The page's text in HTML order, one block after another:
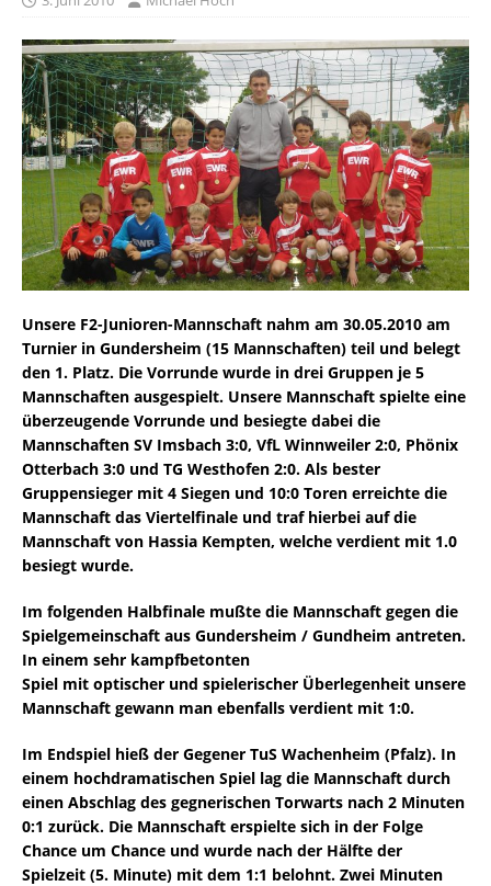
Unsere F2-Junioren-Mannschaft nahm am 30.05.2010 am
Turnier in Gundersheim (15 Mannschaften) teil und belegt
den 1. Platz. Die Vorrunde wurde in drei Gruppen je 5
Mannschaften ausgespielt. Unsere Mannschaft spielte eine
überzeugende Vorrunde und besiegte dabei die
Mannschaften SV Imsbach 3:0, VfL Winnweiler 2:0, Phönix
Otterbach 3:0 und TG Westhofen 2:0. Als bester
Gruppensieger mit 4 Siegen und 10:0 Toren erreichte die
Mannschaft das Viertelfinale und traf hierbei auf die
Mannschaft von Hassia Kempten, welche verdient mit 1.0
besiegt wurde.
Im folgenden Halbfinale mußte die Mannschaft gegen die
Spielgemeinschaft aus Gundersheim / Gundheim antreten.
In einem sehr kampfbetonten
Spiel mit optischer und spielerischer Überlegenheit unsere
Mannschaft gewann man ebenfalls verdient mit 1:0.
Im Endspiel hieß der Gegener TuS Wachenheim (Pfalz). In
einem hochdramatischen Spiel lag die Mannschaft durch
einen Abschlag des gegnerischen Torwarts nach 2 Minuten
0:1 zurück. Die Mannschaft erspielte sich in der Folge
Chance um Chance und wurde nach der Hälfte der
Spielzeit (5. Minute) mit dem 1:1 belohnt. Zwei Minuten